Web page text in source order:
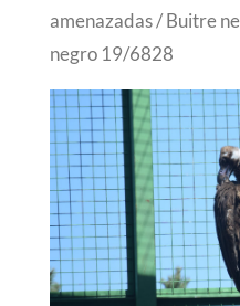
amenazadas/ Buitre
negro 19/6828